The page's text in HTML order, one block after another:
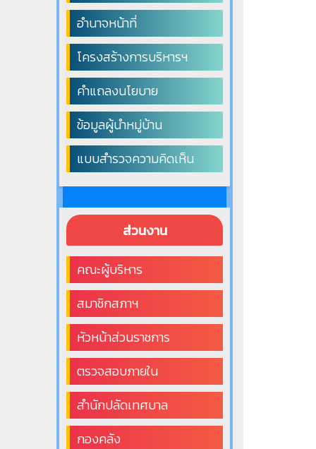
อำนาจหน้าที่
โครงสร้างการบริหารฯ
คำแถลงนโยบาย
ข้อมูลผู้นำหมู่บ้าน
แบบสำรวจความคิดเห็น
ส่วนงาน
คณะผู้บริหาร
สมาชิกสภาฯ
หัวหน้าส่วนราชการ
ตรวจสอบภายใน
สำนักปลัดเทศบาล
กองคลัง